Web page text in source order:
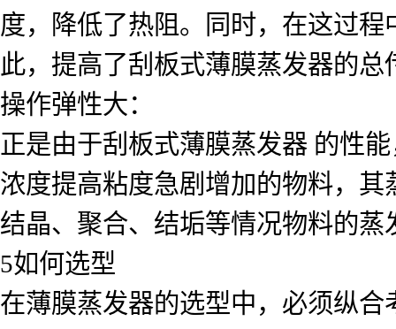
度，降低了热阻。同时，在这过
此，提高了刮板式薄膜蒸发器的总
操作弹性大：
正是由于刮板式薄膜蒸发器 的性
浓度提高粘度急剧增加的物料，
结晶、聚合、结垢等情况物料的蒸
5如何选型
在薄膜蒸发器的选型中，必须纵